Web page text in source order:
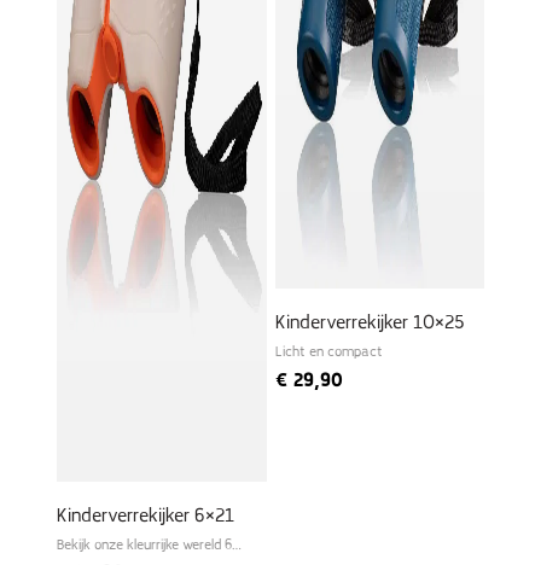
Kinderverrekijker 6×21
Bekijk onze kleurrijke wereld 6
Kinderverrekijker 10×25
Licht en compact
€29,90